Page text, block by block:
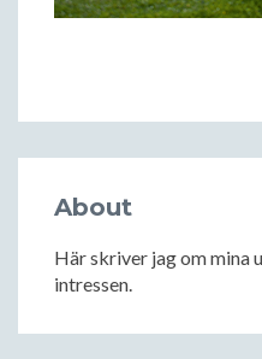
About
Här skriver jag om mina
intressen.